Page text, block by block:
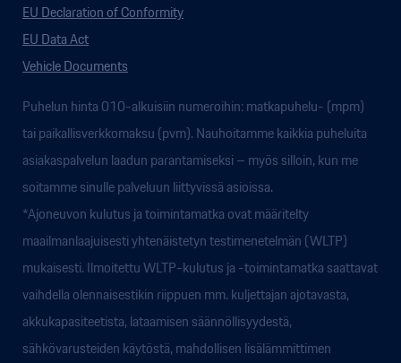
EU Declaration of Conformity
EU Data Act
Vehicle Documents
Puhelun hinta 010-alkuisiin numeroihin: matkapuhelu- (mpm)
tai paikallisverkkomaksu (pvm). Nauhoitamme kaikkia puheluita
asiakaspalvelun laadun parantamiseksi – myös silloin, kun me
soitamme sinulle palveluun liittyvissä asioissa.
*Ajoneuvon kulutus ja toimintamatka ovat määritelty
maailmanlaajuisesti yhtenäistetyn testimenetelmän (WLTP)
mukaisesti. Ilmoitettu WLTP-kulutus ja -toimintamatka saattavat
vaihdella olennaisestikin riippuen mm. kuljettajan ajotavasta,
akkukapasiteetista, lataamisen säännöllisyydestä,
sähkövarusteiden käytöstä, mahdollisen lisälämmittimen